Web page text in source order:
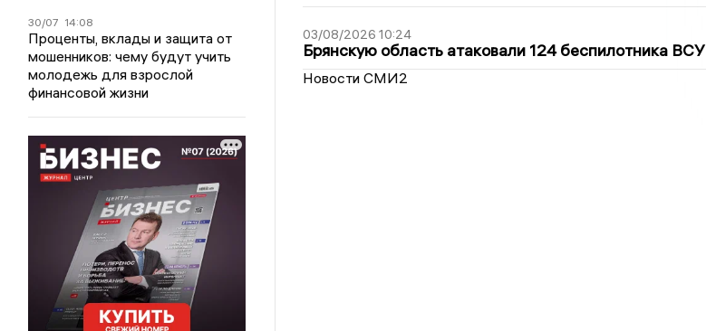
30/07 14:08
Проценты, вклады и защита от
мошенников: чему будут учить
молодежь для взрослой
финансовой жизни
03/08/2026 10:24
Брянскую область атаковали 124 беспилотника ВСУ
Новости СМИ2